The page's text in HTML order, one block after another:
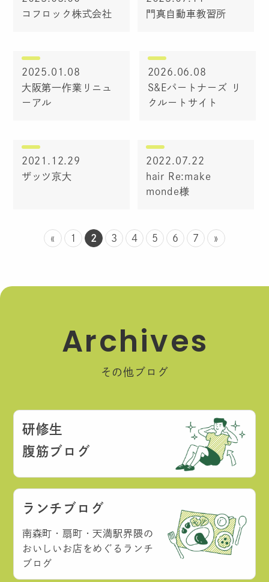
コフロック株式会社
門真自動車教習所
2025.01.08
大阪第一作業リニュ
ーアル
2026.06.08
S&Eパートナーズ リ
クルートサイト
2021.12.29
ザッツ京大
2022.07.22
hair Re:make
monde様
« 1 2 3 4 5 6 7 »
Arch ives
その他ブログ
研修生
腹筋ブログ
ランチブログ
南森町・扇町・天満駅界隈の
おいしいお店をめぐるランチ
ブログ